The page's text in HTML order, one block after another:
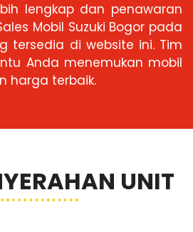
lengkap dan penawaran
Mobil Suzuki Bogor pada
tersedia di website ini. Tim
Anda menemukan mobil
harga terbaik.
UNIT